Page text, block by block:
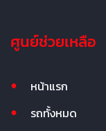
ศูนย์ช่วยเหลือ
หน้าแรก
รถทั้งหมด